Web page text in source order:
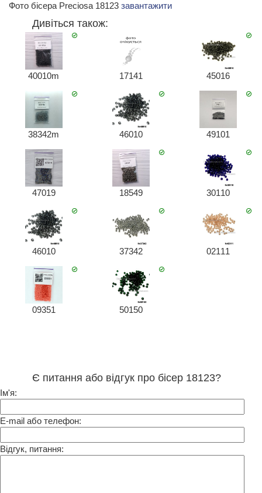
Фото бісера Preciosa 18123 завантажити
Дивіться також:
40010m 17141 45016
38342m 46010 49101
47019 18549 30110
46010 37342 02111
09351 50150
Є питання або відгук про бісер 18123?
Ім'я:
E-mail або телефон:
Відгук, питання: